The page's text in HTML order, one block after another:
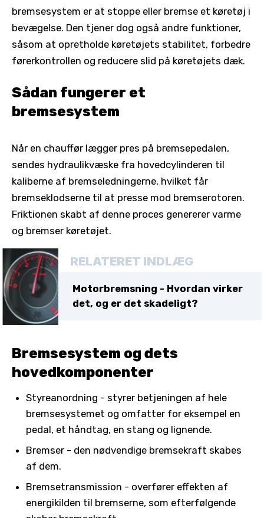
bremsesystem er at stoppe eller bremse et køretøj i
bevægelse. Den tjener dog også andre funktioner,
såsom at opretholde køretøjets stabilitet, forbedre
førerkontrollen og reducere slid på køretøjets dæk.
Sådan fungerer et
bremsesystem
Når en chauffør lægger pres på bremsepedalen,
sendes hydraulikvæske fra hovedcylinderen til
kaliberne af bremseledningerne, hvilket får
bremseklodserne til at presse mod bremserotoren.
Friktionen skabt af denne proces genererer varme
og bremser køretøjet.
RELATERET INDLÆG
Motorbremsning - Hvordan virker
det, og er det skadeligt?
Bremsesystem og dets
hovedkomponenter
Styreanordning - styrer betjeningen af hele
bremsesystemet og omfatter for eksempel en
pedal, et håndtag, en stang og lignende.
Bremser - den nødvendige bremsekraft skabes
af dem.
Bremsetransmission - overfører effekten af
energikilden til bremserne, som efterfølgende